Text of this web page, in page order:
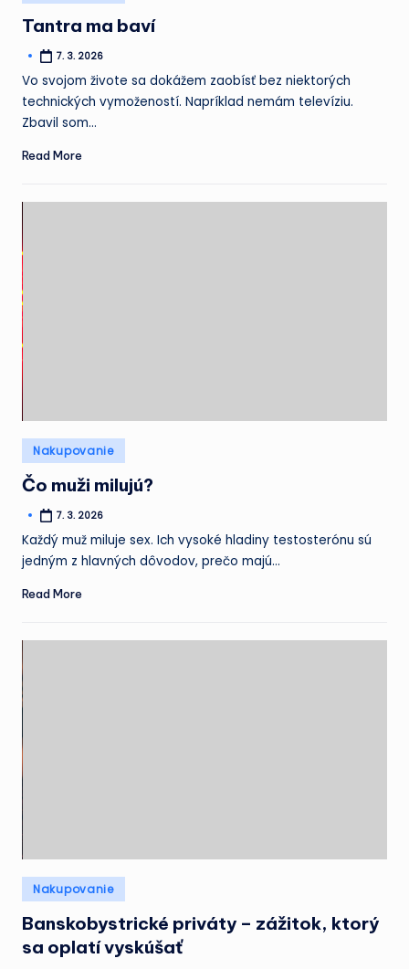
mať
núdzu.
in
Tantra ma baví
Posted 7. 3. 2026
Vo svojom živote sa dokážem zaobísť bez niektorých
technických vymožeností. Napríklad nemám televíziu.
Zbavil som…
Read More
Posted
in
Nakupovanie
Čo muži milujú?
Posted 7. 3. 2026
Každý muž miluje sex. Ich vysoké hladiny testosterónu sú
jedným z hlavných dôvodov, prečo majú…
Read More
Posted
in
Nakupovanie
Banskobystrické priváty – zážitok, ktorý
sa oplatí vyskúšať